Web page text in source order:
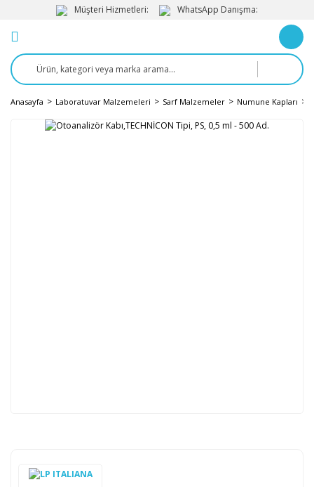
Müşteri Hizmetleri: WhatsApp Danışma:
Anasayfa Laboratuvar Malzemeleri Sarf Malzemeler Numune Kapları